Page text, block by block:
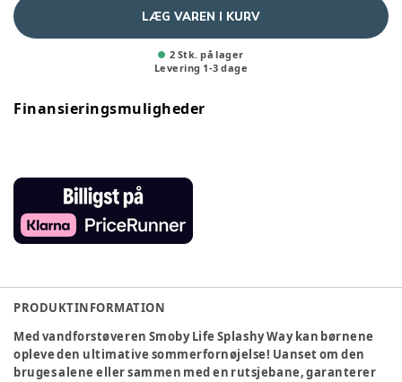
LÆG VAREN I KURV
2 Stk. på lager
Levering 1-3 dage
Finansieringsmuligheder
PRODUKTINFORMATION
Med vandforstøveren Smoby Life Splashy Way kan børnene
opleve den ultimative sommerfornøjelse! Uanset om den
bruges alene eller sammen med en rutsjebane, garanterer